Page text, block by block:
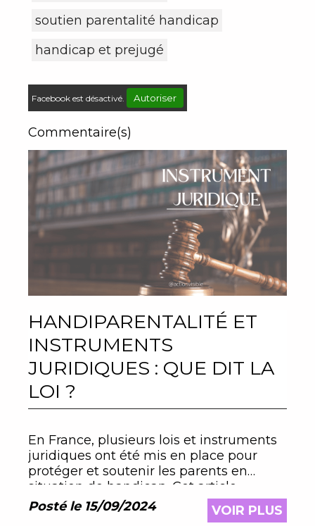
soutien parentalité handicap
handicap et prejugé
Facebook est désactivé. Autoriser
Commentaire(s)
HANDIPARENTALITÉ ET
INSTRUMENTS
JURIDIQUES : QUE DIT LA
LOI ?
En France, plusieurs lois et instruments
juridiques ont été mis en place pour
protéger et soutenir les parents en
situation de handicap. Cet article
explore les instruments juridiques en
place et les récentes évolutions
Posté le 15/09/2024 VOIR PLUS